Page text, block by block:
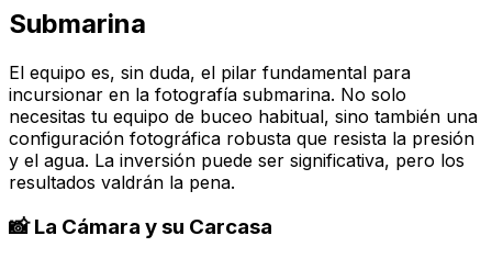
Submarina
El equipo es, sin duda, el pilar fundamental para
incursionar en la fotografía submarina. No solo
necesitas tu equipo de buceo habitual, sino también una
configuración fotográfica robusta que resista la presión
y el agua. La inversión puede ser significativa, pero los
resultados valdrán la pena.
📸 La Cámara y su Carcasa